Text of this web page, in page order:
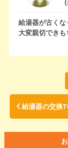
(
給湯器が古く
大変親切でき
給湯器の交換